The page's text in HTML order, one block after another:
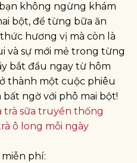
không ngừng khám
bột, để từng bữa ăn
hương vị mà còn là
và sự mới mẻ trong từng
bắt đầu ngay từ hôm
thành một cuộc phiêu
ngờ với phô mai bột!
trà sữa truyền thống
ô long mỗi ngày
phí: